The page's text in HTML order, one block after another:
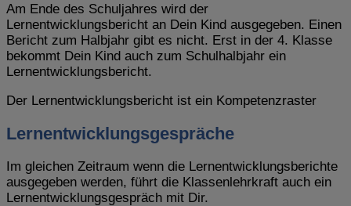
Am Ende des Schuljahres wird der
Lernentwicklungsbericht an Dein Kind ausgegeben. Einen
Bericht zum Halbjahr gibt es nicht. Erst in der 4. Klasse
bekommt Dein Kind auch zum Schulhalbjahr ein
Lernentwicklungsbericht.
Der Lernentwicklungsbericht ist ein Kompetenzraster
Lernentwicklungsgespräche
Im gleichen Zeitraum wenn die Lernentwicklungsberichte
ausgegeben werden, führt die Klassenlehrkraft auch ein
Lernentwicklungsgespräch mit Dir.